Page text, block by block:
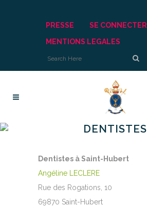
PRESSE
SE CONNECTER
MENTIONS LEGALES
DENTISTES
Dentistes à Saint-Hubert
Angéline LECLERE
Rue des Rogations, 10
69870 Saint-Hubert